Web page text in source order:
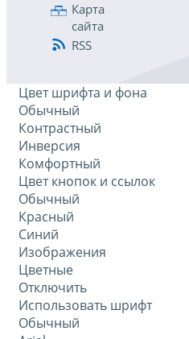
Карта
сайта
RSS
Цвет шрифта и фона
Обычный
Контрастный
Инверсия
Комфортный
Цвет кнопок и ссылок
Обычный
Красный
Синий
Изображения
Цветные
Отключить
Использовать шрифт
Обычный